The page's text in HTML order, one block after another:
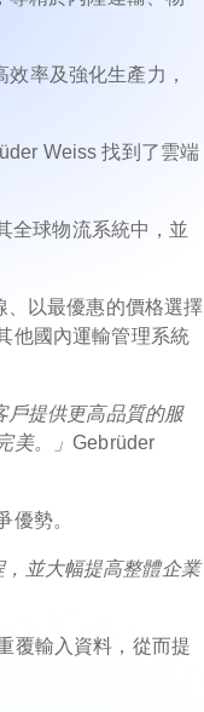
率及強化生產力，
Weiss 找到了雲端
全球物流系統中，並
、以最優惠的價格選擇
他國內運輸管理系統
戶提供更高品質的服
美。」Gebrüder
優勢。
並大幅提高整體企業
覆輸入資料，從而提